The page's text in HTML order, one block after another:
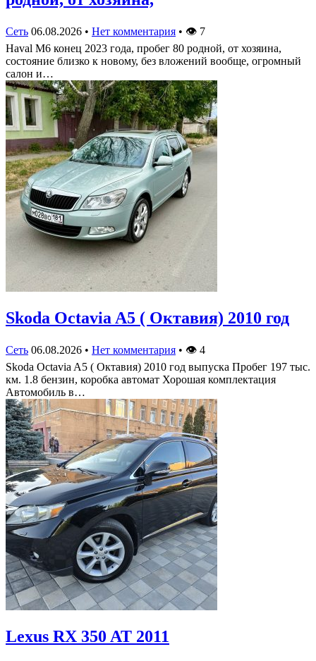
Сеть 06.08.2026 • Нет комментария • 👁 7
Haval M6 конец 2023 года, пробег 80 родной, от хозяина,
состояние близко к новому, без вложений вообще, огромный
салон и…
Skoda Octavia A5 ( Октавия) 2010 год
Сеть 06.08.2026 • Нет комментария • 👁 4
Skoda Octavia A5 ( Октавия) 2010 год выпуска Пробег 197 тыс.
км. 1.8 бензин, коробка автомат Хорошая комплектация
Автомобиль в…
Lexus RX 350 AT 2011